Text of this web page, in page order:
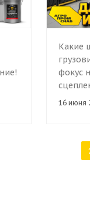
Какие
фокус
16 июня